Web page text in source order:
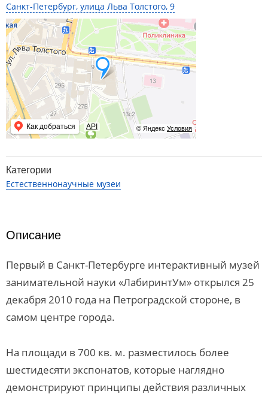
Санкт-Петербург, улица Льва Толстого, 9
© Яндекс Условия
Как добраться API
Категории
Естественнонаучные музеи
Описание
Первый в Санкт-Петербурге интерактивный музей
занимательной науки «ЛабиринтУм» открылся 25
декабря 2010 года на Петроградской стороне, в
самом центре города.
На площади в 700 кв. м. разместилось более
шестидесяти экспонатов, которые наглядно
демонстрируют принципы действия различных